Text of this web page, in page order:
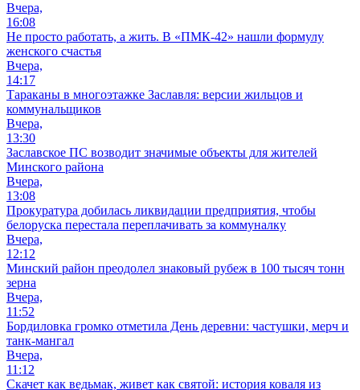
Вчера,
16:08
Не просто работать, а жить. В «ПМК-42» нашли формулу
женского счастья
Вчера,
14:17
Тараканы в многоэтажке Заславля: версии жильцов и
коммунальщиков
Вчера,
13:30
Заславское ПС возводит значимые объекты для жителей
Минского района
Вчера,
13:08
Прокуратура добилась ликвидации предприятия, чтобы
белоруска перестала переплачивать за коммуналку
Вчера,
12:12
Минский район преодолел знаковый рубеж в 100 тысяч тонн
зерна
Вчера,
11:52
Бордиловка громко отметила День деревни: частушки, мерч и
танк-мангал
Вчера,
11:12
Скачет как ведьмак, живет как святой: история коваля из